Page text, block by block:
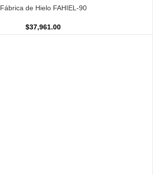
Fábrica de Hielo FAHIEL-90
$37,961.00